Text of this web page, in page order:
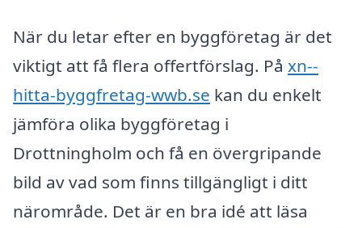
När du letar efter en byggföretag är det
viktigt att få flera offertförslag. På xn--
hitta-byggfretag-wwb.se kan du enkelt
jämföra olika byggföretag i
Drottningholm och få en övergripande
bild av vad som finns tillgängligt i ditt
närområde. Det är en bra idé att läsa